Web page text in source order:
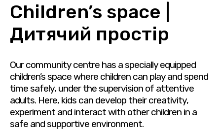
Children’s space |
Дитячий простір
Our community centre has a specially equipped
children’s space where children can play and spend
time safely, under the supervision of attentive
adults. Here, kids can develop their creativity,
experiment and interact with other children in a
safe and supportive environment.